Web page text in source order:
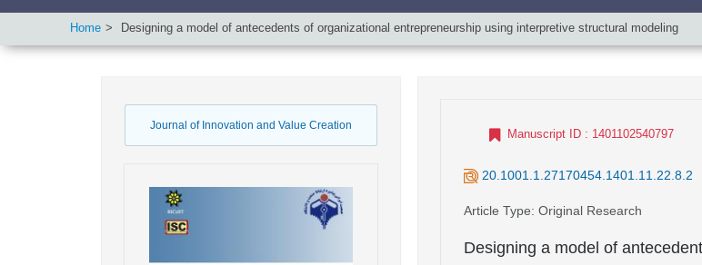
Home Designing a model of antecedents of organizational entrepreneurship using interpretive structural modeling
Journal of Innovation and Value Creation
Manuscript ID : 1401102540797
20.1001.1.27170454.1401.11.22.8.2
Article Type: Original Research
Designing a model of